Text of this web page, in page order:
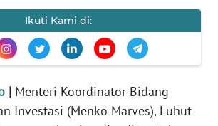
Ikuti Kami di:
| Menteri Koordinator Bidang
Investasi (Menko Marves), Luhut